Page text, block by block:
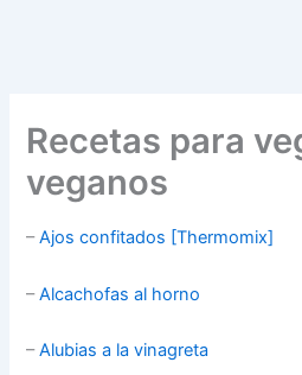
Recetas para
veganos
–Ajos confitados [Thermomix]
–Alcachofas al horno
–Alubias a la vinagreta